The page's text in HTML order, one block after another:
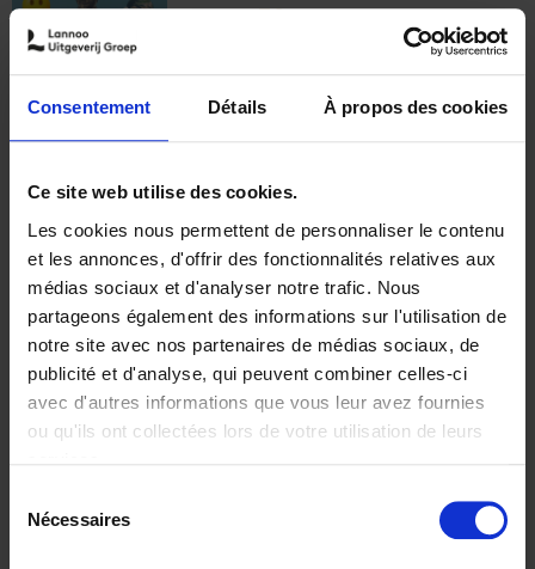
Consentement Détails À propos des cookies
Ce site web utilise des cookies.
Les cookies nous permettent de personnaliser le contenu
et les annonces, d'offrir des fonctionnalités relatives aux
médias sociaux et d'analyser notre trafic. Nous
partageons également des informations sur l'utilisation de
notre site avec nos partenaires de médias sociaux, de
publicité et d'analyse, qui peuvent combiner celles-ci
avec d'autres informations que vous leur avez fournies
ou qu'ils ont collectées lors de votre utilisation de leurs
Nécessaires
€37,50
Building Bonds = Building
Business
Jochen Roef Jozefien De Feyter
Carolien Boom
Couverture souple
2025 200
€29,99